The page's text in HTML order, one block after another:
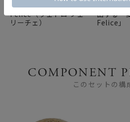
幸せのガラスVetro
Felice（ヴェトロ フェ
リーチェ）
涼し気な
出する「
Felice」
COMPONENT
このセットの構